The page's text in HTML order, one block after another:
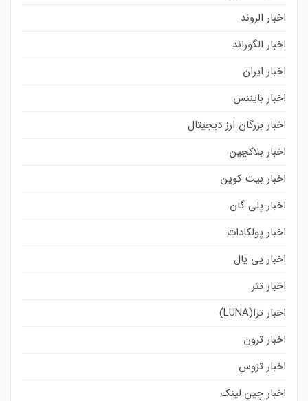
اخبار الروند
اخبار الگوراند
اخبار ایران
اخبار بایننس
اخبار بزرگان ارز دیجیتال
اخبار بلاکچین
اخبار بیت کوین
اخبار پلی گان
اخبار پولکادات
اخبار پی پال
اخبار تتر
اخبار ترا(LUNA)
اخبار ترون
اخبار تزوس
اخبار چین لینک